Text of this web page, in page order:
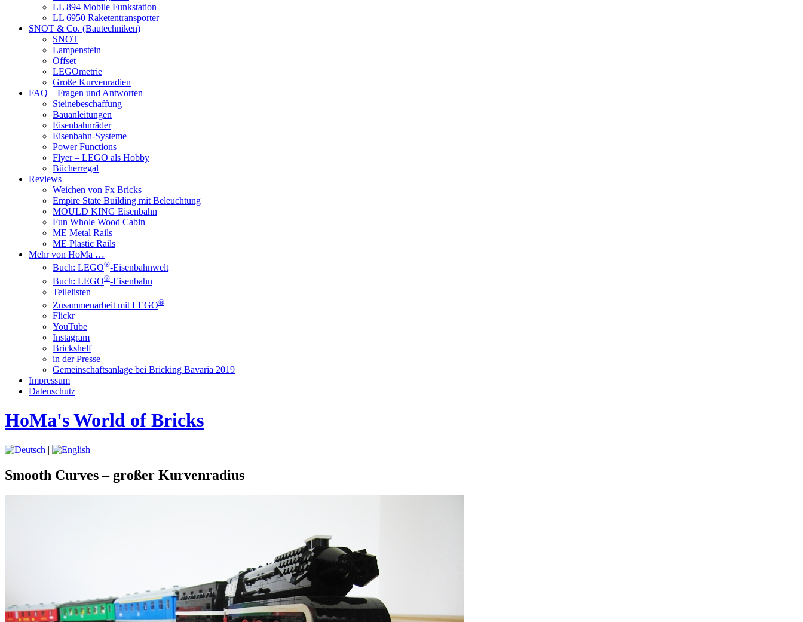
LL 894 Mobile Funkstation
LL 6950 Raketentransporter
SNOT & Co. (Bautechniken)
SNOT
Lampenstein
Offset
LEGOmetrie
Große Kurvenradien
FAQ – Fragen und Antworten
Steinebeschaffung
Bauanleitungen
Eisenbahnräder
Eisenbahn-Systeme
Power Functions
Flyer – LEGO als Hobby
Bücherregal
Reviews
Weichen von Fx Bricks
Empire State Building mit Beleuchtung
MOULD KING Eisenbahn
Fun Whole Wood Cabin
ME Metal Rails
ME Plastic Rails
Mehr von HoMa …
Buch: LEGO®-Eisenbahnwelt
Buch: LEGO®-Eisenbahn
Teilelisten
Zusammenarbeit mit LEGO®
Flickr
YouTube
Instagram
Brickshelf
in der Presse
Gemeinschaftsanlage bei Bricking Bavaria 2019
Impressum
Datenschutz
HoMa's World of Bricks
|
Smooth Curves – großer Kurvenradius